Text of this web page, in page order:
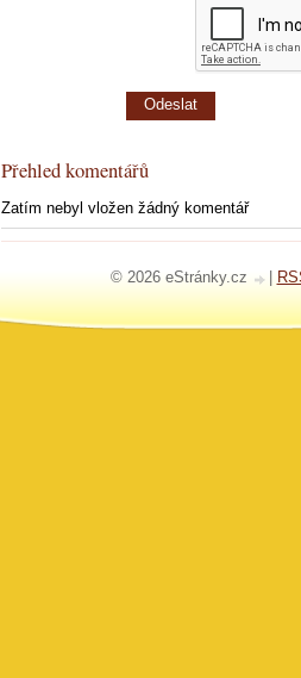
Přehled komentářů
Zatím nebyl vložen žádný komentář
© 2026 eStránky.cz